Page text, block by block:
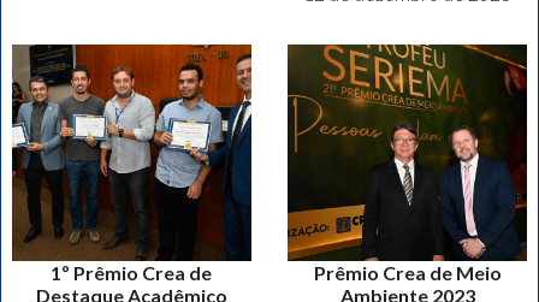
1º Prêmio Crea de
Destaque Acadêmico
Prêmio Crea de Meio
Ambiente 2023